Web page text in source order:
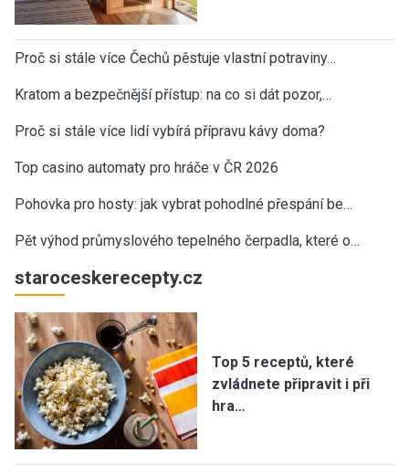
Proč si stále více Čechů pěstuje vlastní potraviny…
Kratom a bezpečnější přístup: na co si dát pozor,…
Proč si stále více lidí vybírá přípravu kávy doma?
Top casino automaty pro hráče v ČR 2026
Pohovka pro hosty: jak vybrat pohodlné přespání be…
Pět výhod průmyslového tepelného čerpadla, které o…
staroceskerecepty.cz
Top 5 receptů, které
zvládnete připravit i při
hra…